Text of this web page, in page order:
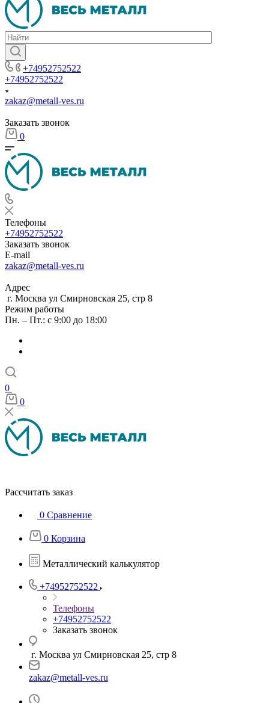
+74952752522
+74952752522
zakaz@metall-ves.ru
Заказать звонок
0
Телефоны
+74952752522
Заказать звонок
E-mail
zakaz@metall-ves.ru
Адрес
г. Москва ул Смирновская 25, стр 8
Режим работы
Пн. – Пт.: с 9:00 до 18:00
0
0
Рассчитать заказ
0 Сравнение
0 Корзина
Металлический калькулятор
+74952752522
Телефоны
+74952752522
Заказать звонок
г. Москва ул Смирновская 25, стр 8
zakaz@metall-ves.ru